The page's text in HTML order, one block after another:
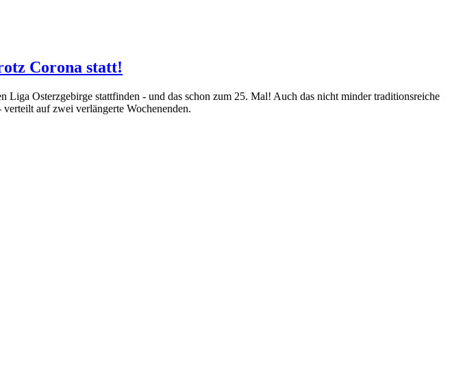
Corona statt!
Osterzgebirge stattfinden - und das schon zum 25. Mal! Auch das nicht minder traditionsreiche
auf zwei verlängerte Wochenenden.